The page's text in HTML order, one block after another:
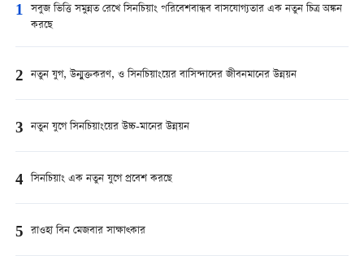
1 সবুজ ভিত্তি সমুন্নত রেখে সিনচিয়াং পরিবেশবান্ধব বাসযোগ্যতার এক নতুন চিত্র অঙ্কন
করছে
2 নতুন যুগ, উন্মুক্তকরণ, ও সিনচিয়াংয়ের বাসিন্দাদের জীবনমানের উন্নয়ন
3 নতুন যুগে সিনচিয়াংয়ের উচ্চ-মানের উন্নয়ন
4 সিনচিয়াং এক নতুন যুগে প্রবেশ করছে
5 রাওহা বিন মেজবার সাক্ষাত্কার